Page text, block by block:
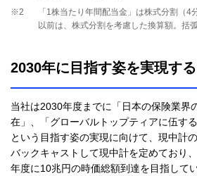
※2
「1株当たり年間配当金」は株式分割（
以前は、株式分割を考慮した換算額。括
2030年に目指す姿を実現す
当社は2030年度までに「日本の保険業界
在」、「グローバルトップティアに伍す
という目指す姿の実現に向けて、現中計
バックキャストして現中計を定めており
年度に10兆円の時価総額到達を目指してい